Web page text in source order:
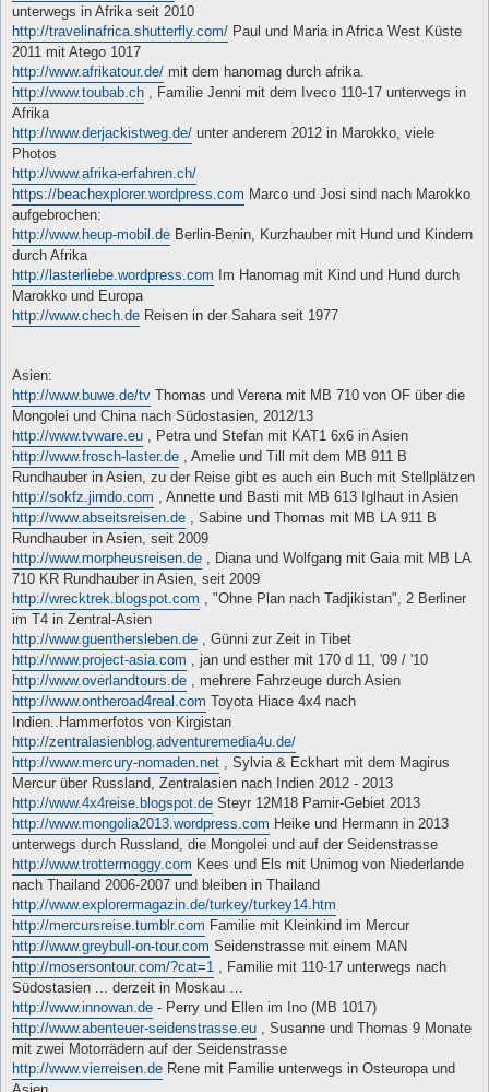
unterwegs in Afrika seit 2010
http://travelinafrica.shutterfly.com/ Paul und Maria in Africa West Küste
2011 mit Atego 1017
http://www.afrikatour.de/ mit dem hanomag durch afrika.
http://www.toubab.ch , Familie Jenni mit dem Iveco 110-17 unterwegs in
Afrika
http://www.derjackistweg.de/ unter anderem 2012 in Marokko, viele
Photos
http://www.afrika-erfahren.ch/
https://beachexplorer.wordpress.com Marco und Josi sind nach Marokko
aufgebrochen:
http://www.heup-mobil.de Berlin-Benin, Kurzhauber mit Hund und Kindern
durch Afrika
http://lasterliebe.wordpress.com Im Hanomag mit Kind und Hund durch
Marokko und Europa
http://www.chech.de Reisen in der Sahara seit 1977
Asien:
http://www.buwe.de/tv Thomas und Verena mit MB 710 von OF über die
Mongolei und China nach Südostasien, 2012/13
http://www.tvware.eu , Petra und Stefan mit KAT1 6x6 in Asien
http://www.frosch-laster.de , Amelie und Till mit dem MB 911 B
Rundhauber in Asien, zu der Reise gibt es auch ein Buch mit Stellplätzen
http://sokfz.jimdo.com , Annette und Basti mit MB 613 Iglhaut in Asien
http://www.abseitsreisen.de , Sabine und Thomas mit MB LA 911 B
Rundhauber in Asien, seit 2009
http://www.morpheusreisen.de , Diana und Wolfgang mit Gaia mit MB LA
710 KR Rundhauber in Asien, seit 2009
http://wrecktrek.blogspot.com , "Ohne Plan nach Tadjikistan", 2 Berliner
im T4 in Zentral-Asien
http://www.guenthersleben.de , Günni zur Zeit in Tibet
http://www.project-asia.com , jan und esther mit 170 d 11, '09 / '10
http://www.overlandtours.de , mehrere Fahrzeuge durch Asien
http://www.ontheroad4real.com Toyota Hiace 4x4 nach
Indien..Hammerfotos von Kirgistan
http://zentralasienblog.adventuremedia4u.de/
http://www.mercury-nomaden.net , Sylvia & Eckhart mit dem Magirus
Mercur über Russland, Zentralasien nach Indien 2012 - 2013
http://www.4x4reise.blogspot.de Steyr 12M18 Pamir-Gebiet 2013
http://www.mongolia2013.wordpress.com Heike und Hermann in 2013
unterwegs durch Russland, die Mongolei und auf der Seidenstrasse
http://www.trottermoggy.com Kees und Els mit Unimog von Niederlande
nach Thailand 2006-2007 und bleiben in Thailand
http://www.explorermagazin.de/turkey/turkey14.htm
http://mercursreise.tumblr.com Familie mit Kleinkind im Mercur
http://www.greybull-on-tour.com Seidenstrasse mit einem MAN
http://mosersontour.com/?cat=1
, Familie mit 110-17 unterwegs nach
Südostasien ... derzeit in Moskau …
http://www.innowan.de - Perry und Ellen im Ino (MB 1017)
http://www.abenteuer-seidenstrasse.eu , Susanne und Thomas 9 Monate
mit zwei Motorrädern auf der Seidenstrasse
http://www.vierreisen.de Rene mit Familie unterwegs in Osteuropa und